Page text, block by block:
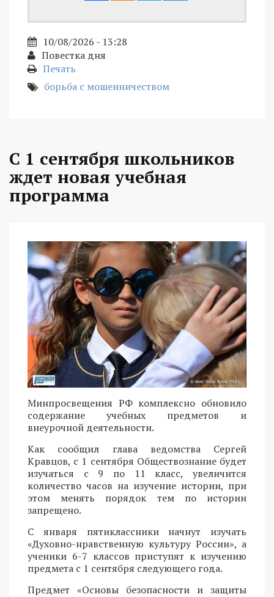
10/08/2026 - 13:28
Повестка дня
Печать
борьба с мошенничеством
С 1 сентября школьников
ждет новая учебная
программа
Минпросвещения РФ комплексно обновило
содержание учебных предметов и
внеурочной деятельности.
Как сообщил глава ведомства Сергей
Кравцов, с 1 сентября Обществознание будет
изучаться с 9 по 11 класс, увеличится
количество часов на изучение истории, при
этом менять порядок тем по истории
запрещено.
С января пятиклассники начнут изучать
«Духовно-нравственную культуру России», а
ученики 6-7 классов приступят к изучению
предмета с 1 сентября следующего года.
Предмет «Основы безопасности и защиты